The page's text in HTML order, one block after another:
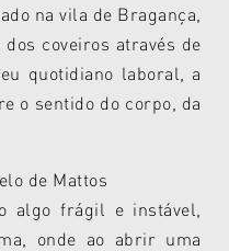
na vila de Bragança,
coveiros através de
quotidiano laboral, a
o sentido do corpo, da
de Mattos
algo frágil e instável,
onde ao abrir uma